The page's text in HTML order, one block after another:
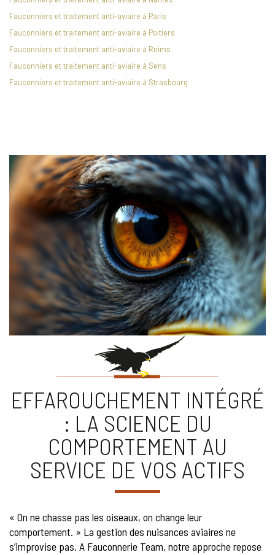
Fauconniers et traitement anti-aviaire à Paris
Fauconniers et traitement anti-aviaire à Poitiers
Fauconniers et traitement anti-aviaire à Reims
Fauconniers et traitement anti-aviaire à Sens
Fauconniers et traitement anti-aviaire à Strasbourg
EFFAROUCHEMENT INTÉGRÉ
: LA SCIENCE DU
COMPORTEMENT AU
SERVICE DE VOS ACTIFS
« On ne chasse pas les oiseaux, on change leur
comportement. » La gestion des nuisances aviaires ne
s’improvise pas. A Fauconnerie Team, notre approche repose